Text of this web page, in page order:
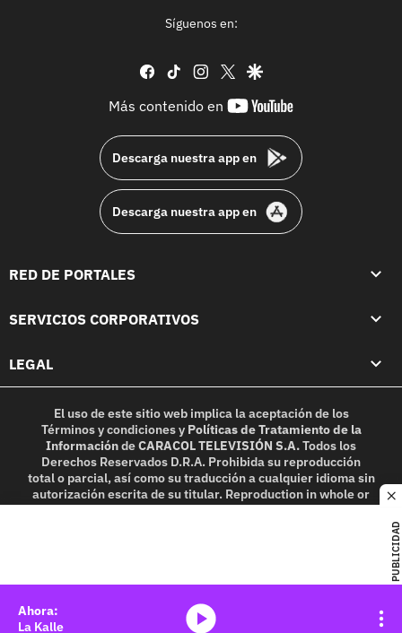
PUBLICIDAD
Síguenos en:
facebook
tiktok instagram
twittergoogle
Más contenido en
youtube-
Descarga nuestra app en
Descarga nuestra app en
RED DE PORTALES
SERVICIOS CORPORATIVOS
LEGAL
El uso de este sitio web implica la aceptación de los
Términos y condicionesy Políticas de Tratamiento de la
InformacióndeCARACOL TELEVISIÓN S.A.Todos los
Derechos Reservados D.R.A. Prohibida su reproducción
total o parcial, así como su traducción a cualquier idioma sin
autorización escrita de su titular. Reproduction in whole or
in part, or translation without written permission is
La Kalle